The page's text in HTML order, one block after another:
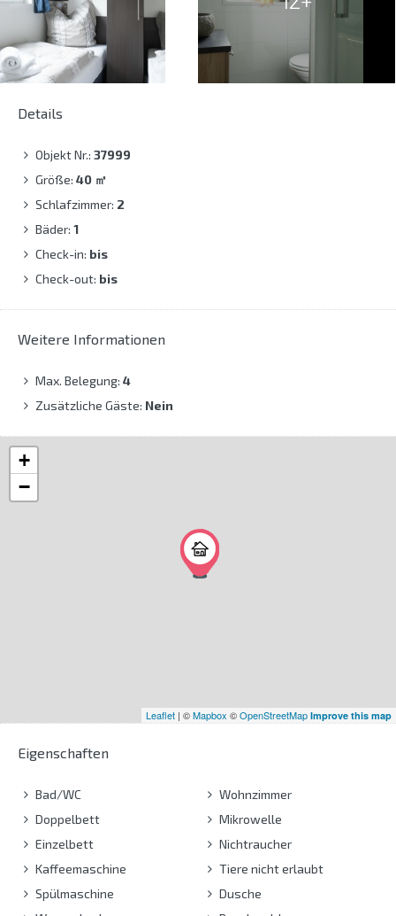
Details
Objekt Nr.: 37999
Größe: 40 ㎡
Schlafzimmer: 2
Bäder: 1
Check-in: bis
Check-out: bis
Weitere Informationen
Max. Belegung: 4
Zusätzliche Gäste: Nein
+
−
Leaflet | ©Mapbox ©OpenStreetMap Improve this map
Eigenschaften
Bad/WC
Doppelbett
Einzelbett
Kaffeemaschine
Spülmaschine
Wohnzimmer
Mikrowelle
Nichtraucher
Tiere nicht erlaubt
Dusche